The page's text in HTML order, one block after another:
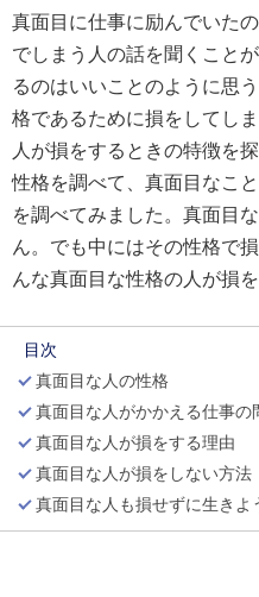
真面目に仕事に励んでいた
でしまう人の話を聞くこと
るのはいいことのように思
格であるために損をしてし
人が損をするときの特徴を
性格を調べて、真面目なこ
を調べてみました。真面目
ん。でも中にはその性格で
んな真面目な性格の人が損
目次
真面目な人の性格
真面目な人がかかえる仕事の
真面目な人が損をする理由
真面目な人が損をしない方法
真面目な人も損せずに生きよ